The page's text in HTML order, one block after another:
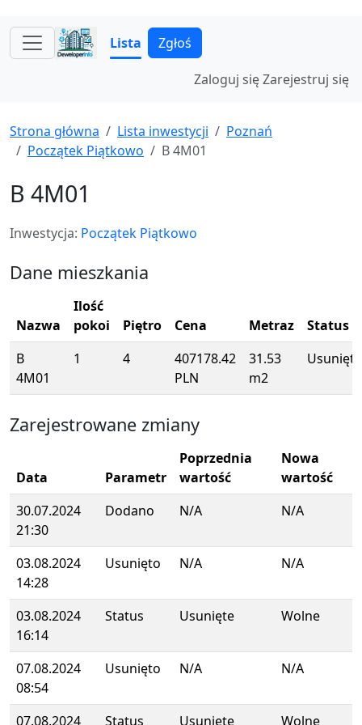
Lista Zgłoś
Zaloguj sięZarejestruj się
Strona główna Lista inwestycji
Poznań
Początek Piątkowo
B 4M01
B 4M01
Inwestycja: Początek Piątkowo
Dane mieszkania
Nazwa
Ilość
pokoi
Piętro Cena Metraz
Status
B
4M01
1 4
407178.42
PLN
31.53
m2
Usunięte
Zarejestrowane zmiany
Data Parametr
Poprzednia
wartość
Nowa
wartość
30.07.2024
21:30
Dodano N/A N/A
03.08.2024
14:28
Usunięto N/A N/A
03.08.2024
16:14
Status Usunięte Wolne
07.08.2024
08:54
Usunięto N/A N/A
07.08.2024 Status Usunięte Wolne